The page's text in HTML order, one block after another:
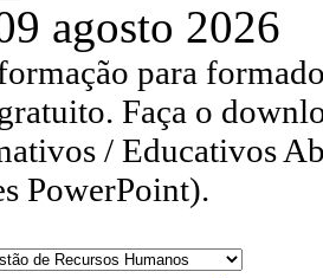
agosto 2026
para
Faça o
/ Educativos
PowerPoint).